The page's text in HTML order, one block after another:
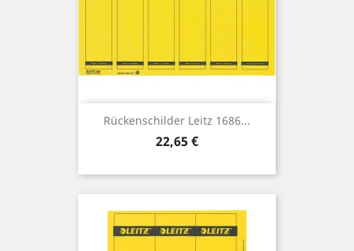
Rückenschilder Leitz 1686...
Preis
22,65 €